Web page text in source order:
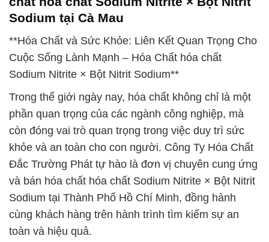
Sodium tại Cà Mau
**Hóa Chất và Sức Khỏe: Liên Kết Quan Trọng Cho
Cuộc Sống Lành Mạnh – Hóa Chất hóa chất
Sodium Nitrite × Bột Nitrit Sodium**
Trong thế giới ngày nay, hóa chất không chỉ là một
phần quan trọng của các ngành công nghiệp, mà
còn đóng vai trò quan trọng trong việc duy trì sức
khỏe và an toàn cho con người. Công Ty Hóa Chất
Đắc Trường Phát tự hào là đơn vị chuyên cung ứng
và bán hóa chất hóa chất Sodium Nitrite × Bột Nitrit
Sodium tại Thành Phố Hồ Chí Minh, đồng hành
cùng khách hàng trên hành trình tìm kiếm sự an
toàn và hiệu quả.